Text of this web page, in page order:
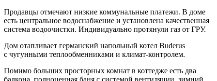
Продавцы отмечают низкие коммунальные платежи. В доме
есть центральное водоснабжение и установлена качественная
система водоочистки. Индивидуально протянули газ от ГРУ.
Дом отапливает германский напольный котел Buderus
с чугунными теплообменниками и климат-контролем.
Помимо больших просторных комнат в коттедже есть два
балкона, полноценная баня с системой вентиляции, зимний